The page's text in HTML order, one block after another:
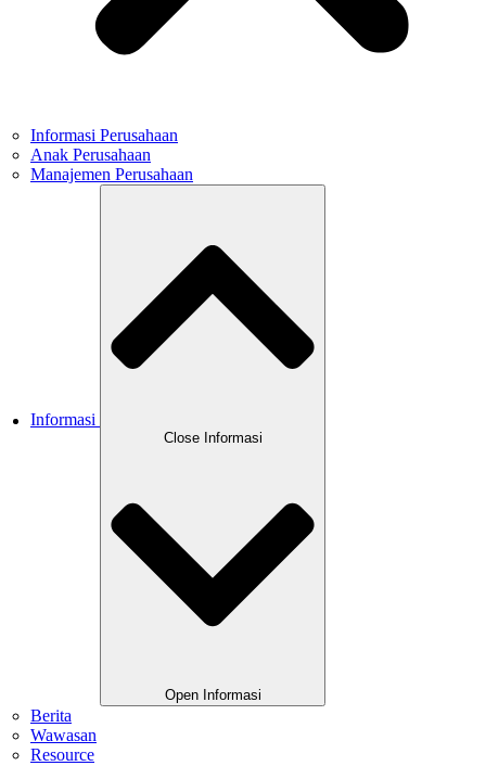
Informasi Perusahaan
Anak Perusahaan
Manajemen Perusahaan
Informasi
Close Informasi
Open Informasi
Berita
Wawasan
Resource